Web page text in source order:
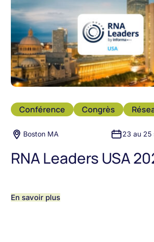
Conférence Congrès
Boston MA 23 au 25
RNA Leaders USA
En savoir plus